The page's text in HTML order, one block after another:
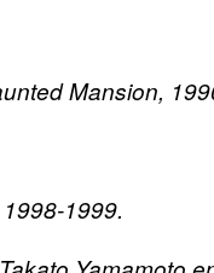
Mansion,
1999.